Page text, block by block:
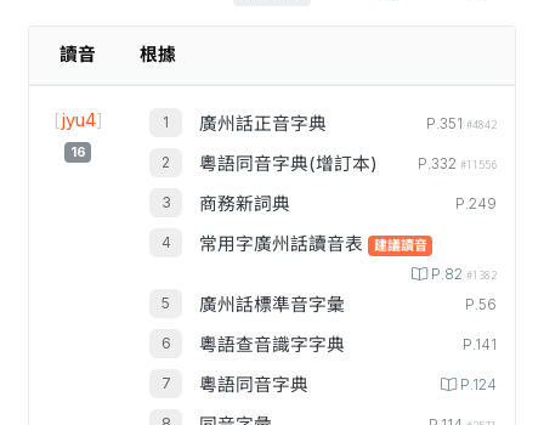
讀音 根據
[jyu4]
16
廣州話正音字典 P.351 #4842
粵語同音字典(增訂本) P.332 #11556
商務新詞典 P.249
常用字廣州話讀音表 建議讀音
P.82 #1382
廣州話標準音字彙 P.56
粵語查音識字字典 P.141
粵語同音字典 P.124